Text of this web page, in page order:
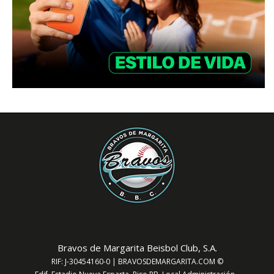
Bravos de Margarita Beisbol Club, S.A.
RIF: J-30454160-0 | BRAVOSDEMARGARITA.COM ©